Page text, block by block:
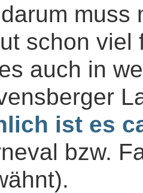
muss
schon viel
auch in
ist es
bzw.